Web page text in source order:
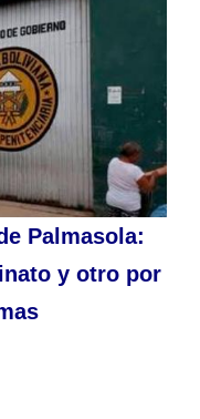
Palmasola:
y otro por